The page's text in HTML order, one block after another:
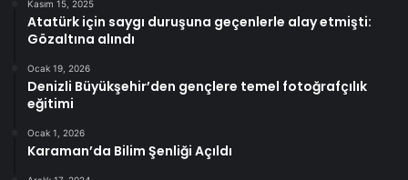
Kasım 15, 2025
Atatürk için saygı duruşuna geçenlerle alay etmişti:
Gözaltına alındı
Ocak 19, 2026
Denizli Büyükşehir’den gençlere temel fotoğrafçılık
eğitimi
Ocak 1, 2026
Karaman’da Bilim Şenliği Açıldı